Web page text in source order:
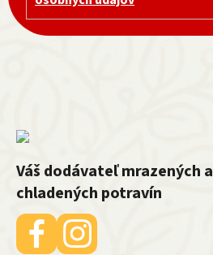
Váš dodávateľ mrazených a
chladených potravín